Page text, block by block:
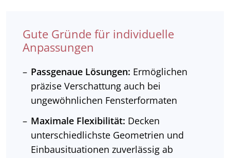
Gute Gründe für individuelle
Anpassungen
Passgenaue Lösungen: Ermöglichen
präzise Verschattung auch bei
ungewöhnlichen Fensterformaten
Maximale Flexibilität: Decken
unterschiedlichste Geometrien und
Einbausituationen zuverlässig ab